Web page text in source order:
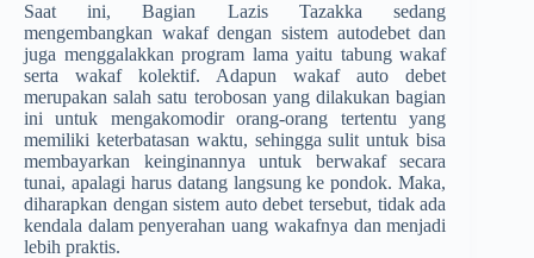
Saat ini, Bagian Lazis Tazakka sedang
mengembangkan wakaf dengan sistem autodebet dan
juga menggalakkan program lama yaitu tabung wakaf
serta wakaf kolektif. Adapun wakaf auto debet
merupakan salah satu terobosan yang dilakukan bagian
ini untuk mengakomodir orang-orang tertentu yang
memiliki keterbatasan waktu, sehingga sulit untuk bisa
membayarkan keinginannya untuk berwakaf secara
tunai, apalagi harus datang langsung ke pondok. Maka,
diharapkan dengan sistem auto debet tersebut, tidak ada
kendala dalam penyerahan uang wakafnya dan menjadi
lebih praktis.